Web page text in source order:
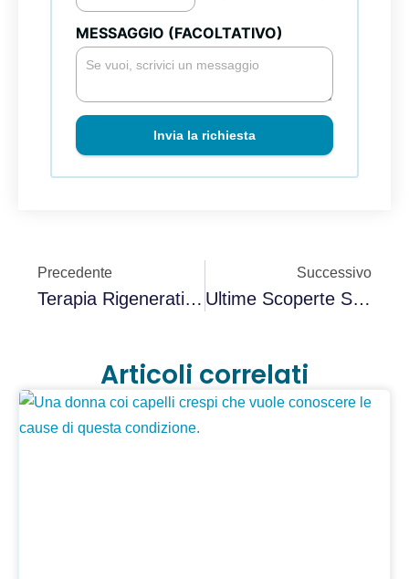
MESSAGGIO (FACOLTATIVO)
Invia la richiesta
Precedente
Terapia Rigenerativa Capelli: PRP, Cellule Staminali E Protocolli Combinati
Successivo
Ultime Scoperte Sulla Ricrescita Dei Capelli: Cosa Cambia Davvero Per Te Oggi
Articoli correlati